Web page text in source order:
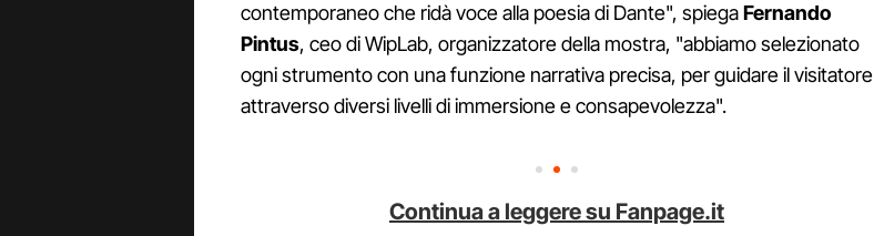
contemporaneo che ridà voce alla poesia di Dante", spiegaFernando
Pintus, ceo di WipLab, organizzatore della mostra, "abbiamo selezionato
ogni strumento con una funzione narrativa precisa, per guidare il visitatore
attraverso diversi livelli di immersione e consapevolezza".
Continua a leggere su Fanpage.it